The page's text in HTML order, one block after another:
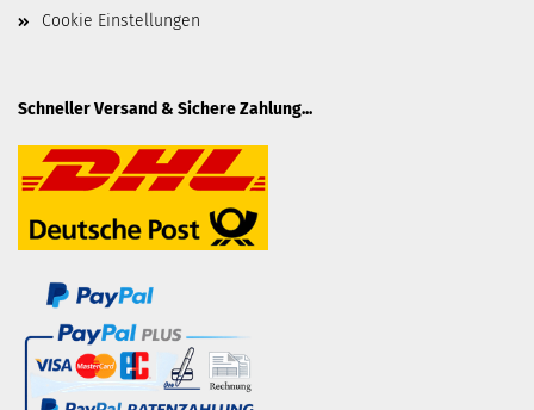
Cookie Einstellungen
Schneller Versand & Sichere Zahlung...